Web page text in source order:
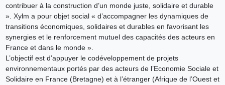
contribuer à la construction d’un monde juste, solidaire et durable
». Xylm a pour objet social « d’accompagner les dynamiques de
transitions économiques, solidaires et durables en favorisant les
synergies et le renforcement mutuel des capacités des acteurs en
France et dans le monde ».
L’objectif est d’appuyer le codéveloppement de projets
environnementaux portés par des acteurs de l’Economie Sociale et
Solidaire en France (Bretagne) et à l’étranger (Afrique de l’Ouest et